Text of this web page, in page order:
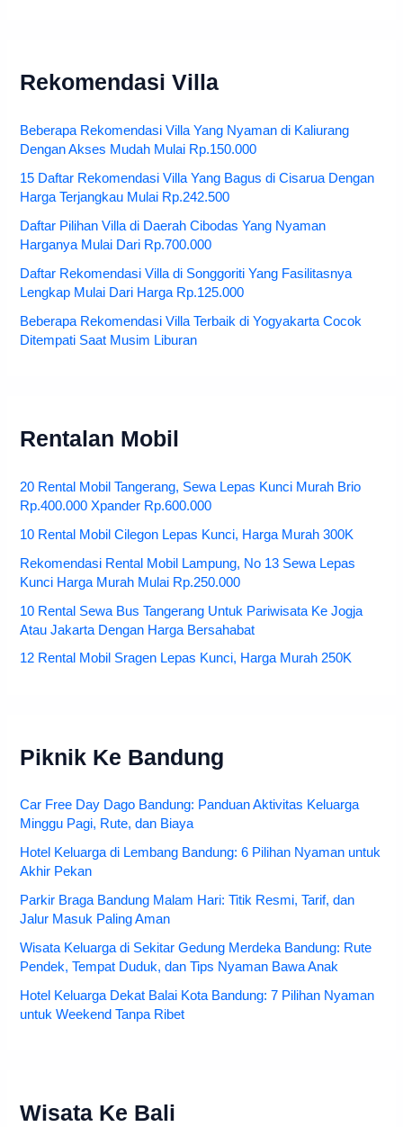
Rekomendasi Villa
Beberapa Rekomendasi Villa Yang Nyaman di Kaliurang
Dengan Akses Mudah Mulai Rp.150.000
15 Daftar Rekomendasi Villa Yang Bagus di Cisarua Dengan
Harga Terjangkau Mulai Rp.242.500
Daftar Pilihan Villa di Daerah Cibodas Yang Nyaman
Harganya Mulai Dari Rp.700.000
Daftar Rekomendasi Villa di Songgoriti Yang Fasilitasnya
Lengkap Mulai Dari Harga Rp.125.000
Beberapa Rekomendasi Villa Terbaik di Yogyakarta Cocok
Ditempati Saat Musim Liburan
Rentalan Mobil
20 Rental Mobil Tangerang, Sewa Lepas Kunci Murah Brio
Rp.400.000 Xpander Rp.600.000
10 Rental Mobil Cilegon Lepas Kunci, Harga Murah 300K
Rekomendasi Rental Mobil Lampung, No 13 Sewa Lepas
Kunci Harga Murah Mulai Rp.250.000
10 Rental Sewa Bus Tangerang Untuk Pariwisata Ke Jogja
Atau Jakarta Dengan Harga Bersahabat
12 Rental Mobil Sragen Lepas Kunci, Harga Murah 250K
Piknik Ke Bandung
Car Free Day Dago Bandung: Panduan Aktivitas Keluarga
Minggu Pagi, Rute, dan Biaya
Hotel Keluarga di Lembang Bandung: 6 Pilihan Nyaman untuk
Akhir Pekan
Parkir Braga Bandung Malam Hari: Titik Resmi, Tarif, dan
Jalur Masuk Paling Aman
Wisata Keluarga di Sekitar Gedung Merdeka Bandung: Rute
Pendek, Tempat Duduk, dan Tips Nyaman Bawa Anak
Hotel Keluarga Dekat Balai Kota Bandung: 7 Pilihan Nyaman
untuk Weekend Tanpa Ribet
Wisata Ke Bali